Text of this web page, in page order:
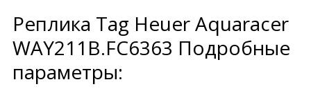
Реплика Tag Heuer Aquaracer
WAY211B.FC6363 Подробные
параметры: